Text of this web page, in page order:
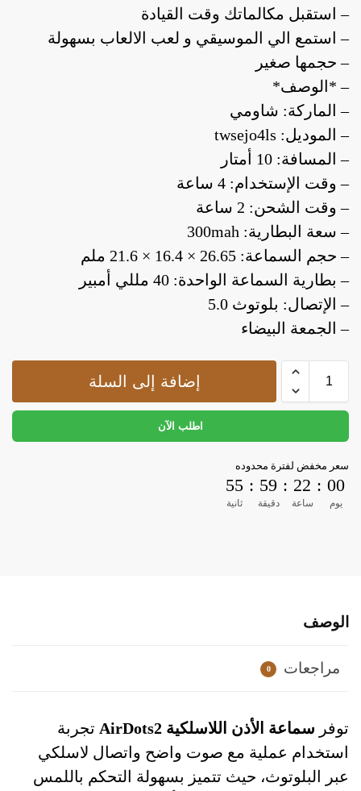
– استقبل مكالماتك وقت القيادة
– استمع الي الموسيقي و لعب الالعاب بسهولة
– حجمها صغير
– *الوصف*
– الماركة: شاومي
– الموديل: twsejo4ls
– المسافة: 10 أمتار
– وقت الإستخدام: 4 ساعة
– وقت الشحن: 2 ساعة
– سعة البطارية: 300mah
– حجم السماعة: 26.65 × 16.4 × 21.6 ملم
– بطارية السماعة الواحدة: 40 مللي أمبير
– الإتصال: بلوتوث 5.0
– الجمعة البيضاء
إضافة إلى السلة
اطلب الآن
سعر مخفض لفترة محدوده
00
يوم
:
22
ساعة
:
59
دقيقة
:
55
ثانية
الوصف
مراجعات 0
توفر سماعة الأذن اللاسلكية AirDots2
تجربة
استخدام عملية مع صوت واضح واتصال لاسلكي
عبر البلوتوث، حيث تتميز بسهولة التحكم باللمس